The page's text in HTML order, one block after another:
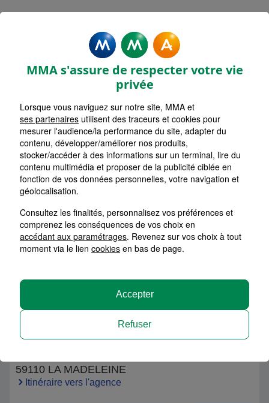
LA MADELEINE
Accueil Assurance Hauts-de-France Assurance Nord (59)
MMA ST MAUR LA MADELEINE Cabinet
VALLE FERNANDEZ
59110 LA MADELEINE
Itinéraire vers l'agence
MMA s'assure de respecter votre vie
privée
Lorsque vous naviguez sur notre site, MMA et
ses partenaires utilisent des traceurs et cookies pour
mesurer l'audience/la performance du site, adapter du
contenu, développer/améliorer nos produits,
stocker/accéder à des informations sur un terminal, lire du
contenu multimédia et proposer de la publicité ciblée en
fonction de vos données personnelles, votre navigation et
géolocalisation.
Consultez les finalités, personnalisez vos préférences et
comprenez les conséquences de vos choix en
accédant aux paramétrages. Revenez sur vos choix à tout
moment via le lien cookies en bas de page.
Refuser
Accepter